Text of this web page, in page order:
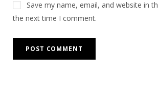
Save my name, email, and website in
the next time I comment.